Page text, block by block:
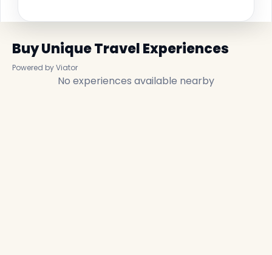
Buy Unique Travel Experiences
Powered by Viator
No experiences available nearby